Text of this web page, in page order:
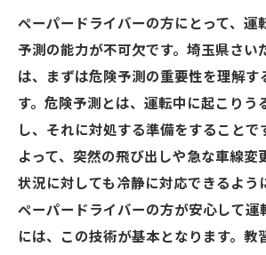
ペーパードライバーの方にとって、運
予測の能力が不可欠です。埼玉県さい
は、まずは危険予測の重要性を理解す
す。危険予測とは、運転中に起こりう
し、それに対処する準備をすることで
よって、突然の飛び出しや急な車線変
状況に対しても冷静に対応できるよう
ペーパードライバーの方が安心して運
には、この技術が基本となります。教